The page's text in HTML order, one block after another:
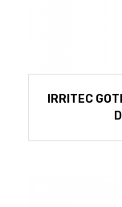
IRRITEC